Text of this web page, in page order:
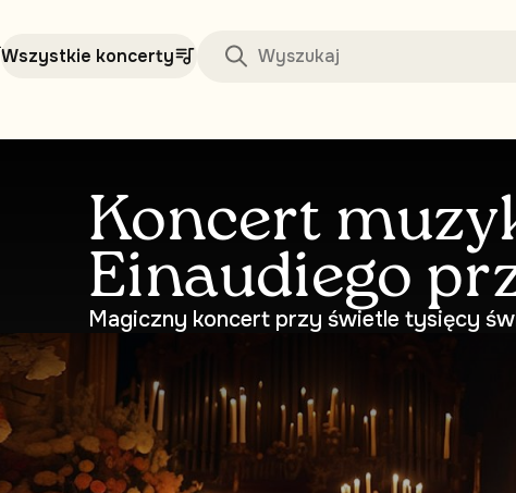
Wszystkie koncerty
Koncert
Einaudiego
Magiczny koncert przy świetle tysięcy